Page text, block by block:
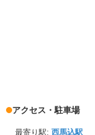
アクセス・駐車場
最寄り駅: 西馬込駅